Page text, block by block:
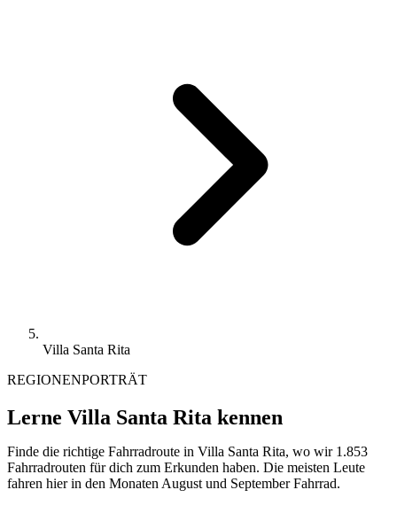
Villa Santa Rita
REGIONENPORTRÄT
Lerne Villa Santa Rita kennen
Finde die richtige Fahrradroute in Villa Santa Rita, wo wir 1.853
Fahrradrouten für dich zum Erkunden haben. Die meisten Leute
fahren hier in den Monaten August und September Fahrrad.